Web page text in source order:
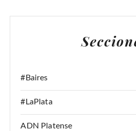
C
#Baires
#LaPlata
ADN Platense